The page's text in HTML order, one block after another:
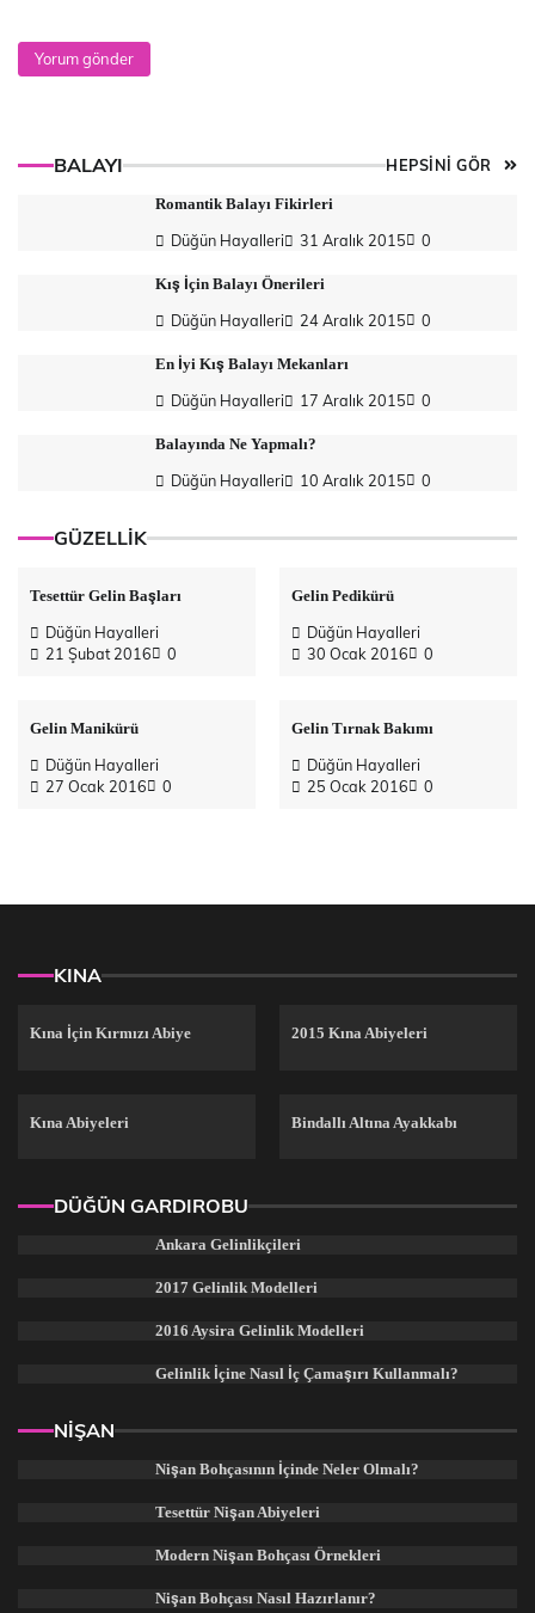
BALAYI HEPSİNİ GÖR
Romantik Balayı Fikirleri
Düğün Hayalleri 31 Aralık 2015 0
Kış İçin Balayı Önerileri
Düğün Hayalleri 24 Aralık 2015 0
En İyi Kış Balayı Mekanları
Düğün Hayalleri 17 Aralık 2015 0
Balayında Ne Yapmalı?
Düğün Hayalleri 10 Aralık 2015 0
GÜZELLİK
Tesettür Gelin Başları
Düğün Hayalleri
21 Şubat 2016
0
Gelin Pedikürü
Düğün Hayalleri
30 Ocak 2016
0
Gelin Manikürü
Düğün Hayalleri
27 Ocak 2016
0
Gelin Tırnak Bakımı
Düğün Hayalleri
25 Ocak 2016
0
KINA
Kına İçin Kırmızı Abiye 2015 Kına Abiyeleri
Kına Abiyeleri Bindallı Altına Ayakkabı
DÜĞÜN GARDIROBU
Ankara Gelinlikçileri
2017 Gelinlik Modelleri
2016 Aysira Gelinlik Modelleri
Gelinlik İçine Nasıl İç Çamaşırı Kullanmalı?
NİŞAN
Nişan Bohçasının İçinde Neler Olmalı?
Tesettür Nişan Abiyeleri
Modern Nişan Bohçası Örnekleri
Nişan Bohçası Nasıl Hazırlanır?